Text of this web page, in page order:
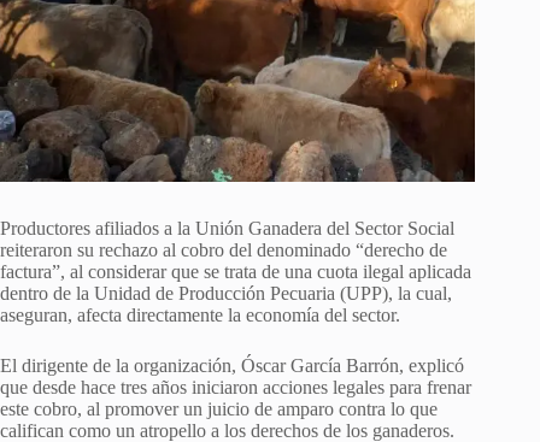
Productores afiliados a la Unión Ganadera del Sector Social
reiteraron su rechazo al cobro del denominado “derecho de
factura”, al considerar que se trata de una cuota ilegal aplicada
dentro de la Unidad de Producción Pecuaria (UPP), la cual,
aseguran, afecta directamente la economía del sector.
El dirigente de la organización, Óscar García Barrón, explicó
que desde hace tres años iniciaron acciones legales para frenar
este cobro, al promover un juicio de amparo contra lo que
califican como un atropello a los derechos de los ganaderos.